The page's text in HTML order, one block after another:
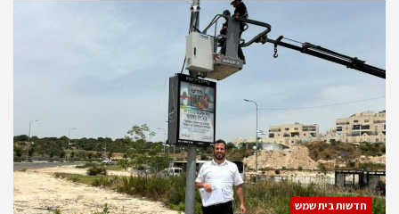
חדשות בית שמש